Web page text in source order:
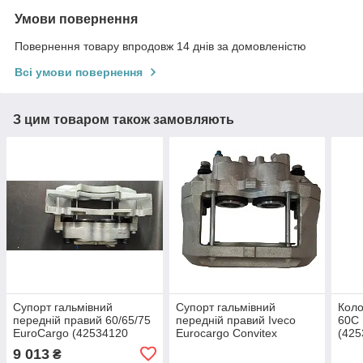
Умови повернення
Повернення товару впродовж 14 днів за домовленістю
Всі умови повернення
З цим товаром також замовляють
Супорт гальмівний
передній правий 60/65/75
EuroCargo (42534120
9 013 ₴
Супорт гальмівний
передній правий Iveco
Eurocargo Convitex
60С